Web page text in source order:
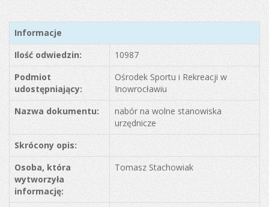
Informacje
Ilość odwiedzin:
10987
Podmiot
udostępniający:
Ośrodek Sportu i Rekreacji w
Inowrocławiu
Nazwa dokumentu:
nabór na wolne stanowiska
urzędnicze
Skrócony opis:
Osoba, która
wytworzyła
informację:
Tomasz Stachowiak